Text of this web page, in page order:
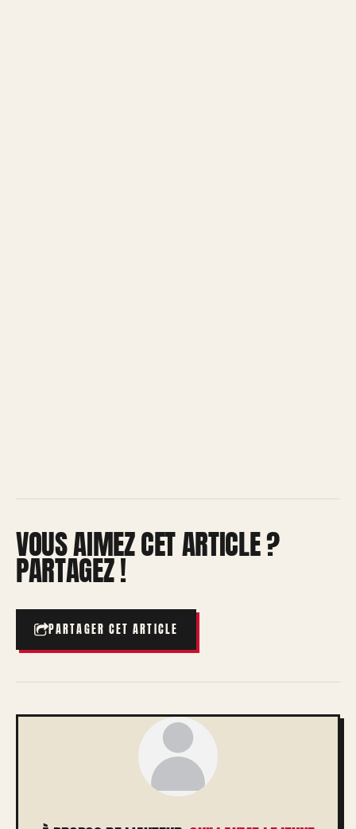
VOUS AIMEZ CET ARTICLE ?
PARTAGEZ !
PARTAGER CET ARTICLE